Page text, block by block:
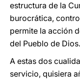
estructura de la
burocrática,
permite la acción
del Pueblo de Dios.
A estas dos
servicio, quisiera